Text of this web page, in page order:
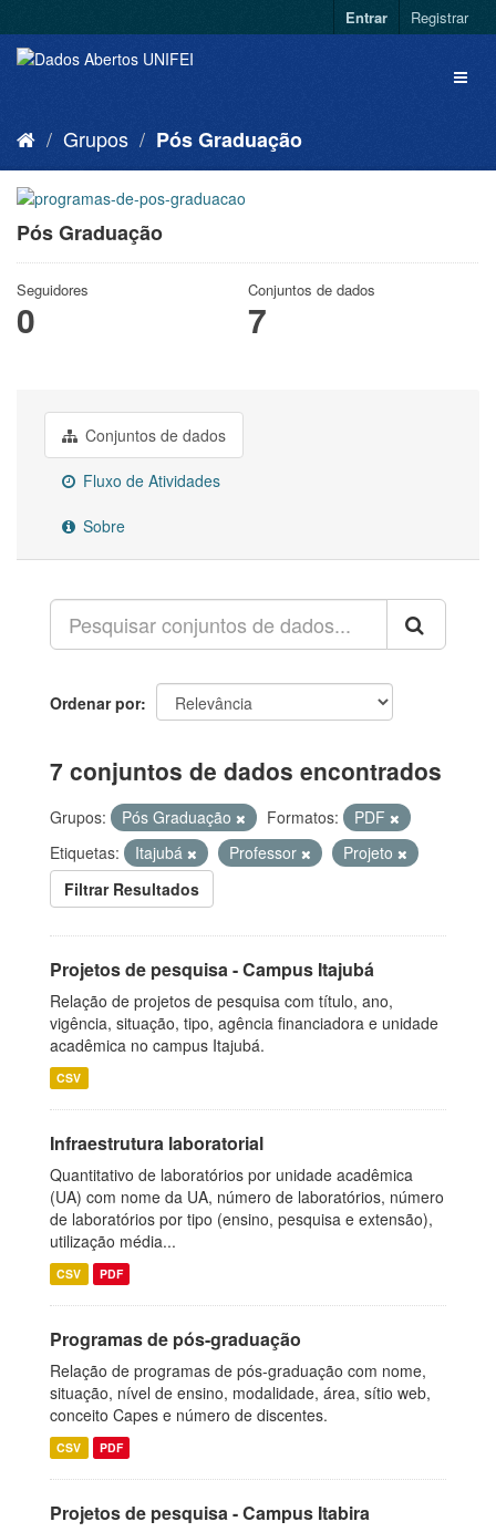
Entrar Registrar
Grupos Pós Graduação
Pós Graduação
Seguidores
0
Conjuntos de dados
7
Conjuntos de dados
Fluxo de Atividades
Sobre
Ordenar por
7 conjuntos de dados encontrados
Grupos: Pós Graduação Formatos:
PDF
Etiquetas:
Itajubá Professor
Projeto
Filtrar Resultados
Projetos de pesquisa - Campus Itajubá
Relação de projetos de pesquisa com título, ano,
vigência, situação, tipo, agência financiadora e unidade
acadêmica no campus Itajubá.
CSV
Infraestrutura laboratorial
Quantitativo de laboratórios por unidade acadêmica
(UA) com nome da UA, número de laboratórios, número
de laboratórios por tipo (ensino, pesquisa e extensão),
utilização média...
CSV PDF
Programas de pós-graduação
Relação de programas de pós-graduação com nome,
situação, nível de ensino, modalidade, área, sítio web,
conceito Capes e número de discentes.
CSV PDF
Projetos de pesquisa - Campus Itabira